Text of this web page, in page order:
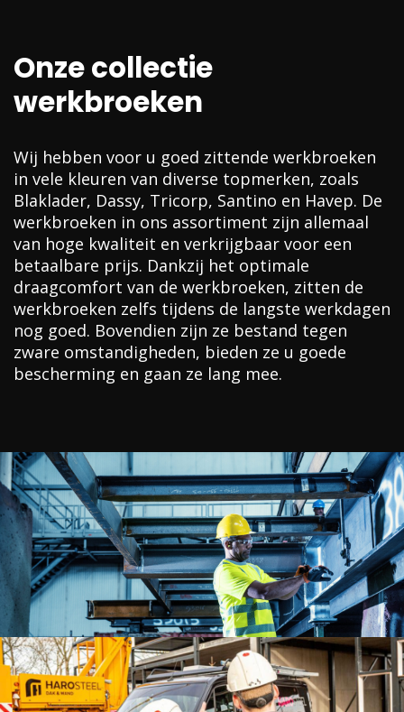
Onze collectie
werkbroeken
Wij hebben voor u goed zittende werkbroeken
in vele kleuren van diverse topmerken, zoals
Blaklader, Dassy, Tricorp, Santino en Havep. De
werkbroeken in ons assortiment zijn allemaal
van hoge kwaliteit en verkrijgbaar voor een
betaalbare prijs. Dankzij het optimale
draagcomfort van de werkbroeken, zitten de
werkbroeken zelfs tijdens de langste werkdagen
nog goed. Bovendien zijn ze bestand tegen
zware omstandigheden, bieden ze u goede
bescherming en gaan ze lang mee.